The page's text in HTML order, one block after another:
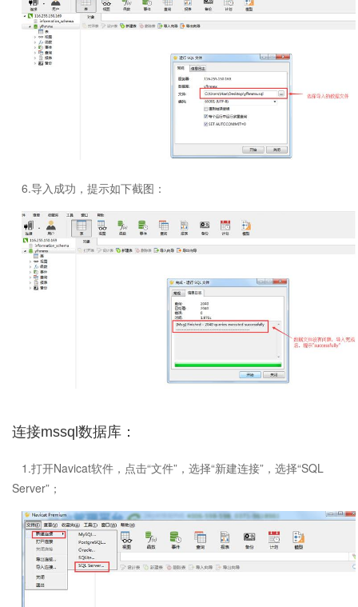
6.导入成功，提示如下截图：
连接mssql数据库：
1.打开Navicat软件，点击“文件”，选择“新建连接”，选择“SQL
Server”；